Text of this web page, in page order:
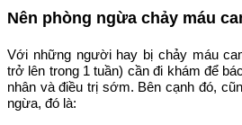
Nên phòng ngừa chảy máu
Với những người hay bị chảy máu
trở lên trong 1 tuần) cần đi khám để
nhân và điều trị sớm. Bên cạnh đó,
ngừa, đó là: